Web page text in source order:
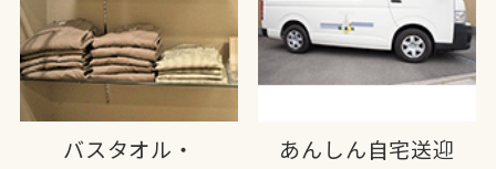
バスタオル・
あんしん自宅送迎